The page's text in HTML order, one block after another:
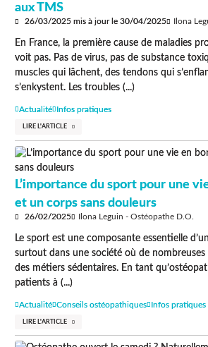
aux TMS
26/03/2025mis à jour le 30/04/2025 Ilona
En France, la première cause de maladies
voit pas. Pas de virus, pas de substance
muscles qui lâchent, des tendons qui
s’enkystent. Les troubles (...)
Actualité Infos pratiques
LIRE L'ARTICLE
L’importance du sport pour une
et un corps sans douleurs
26/02/2025 Ilona Leguin - Ostéopathe D.O.
Le sport est une composante essentielle
surtout dans une société où de nombreuses
des métiers sédentaires. En tant
patients à (...)
Actualité Conseils ostéopathiques Infos pratiques
LIRE L'ARTICLE